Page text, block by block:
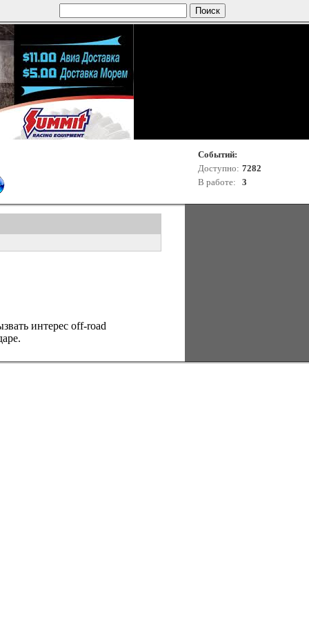
Событий:
Доступно: 7282
В работе:
3
интерес оff-road